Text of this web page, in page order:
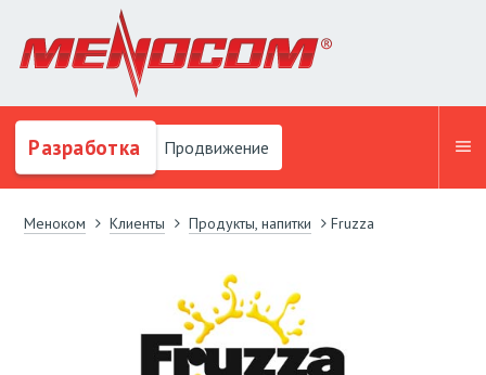
Разработка Продвижение
Меноком Клиенты Продукты, напитки Fruzza